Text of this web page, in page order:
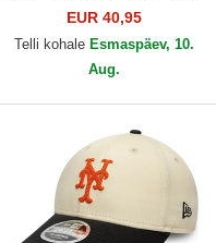
Mets MLB New Era
EUR 40,95
Telli kohale Esmaspäev, 10.
Aug.